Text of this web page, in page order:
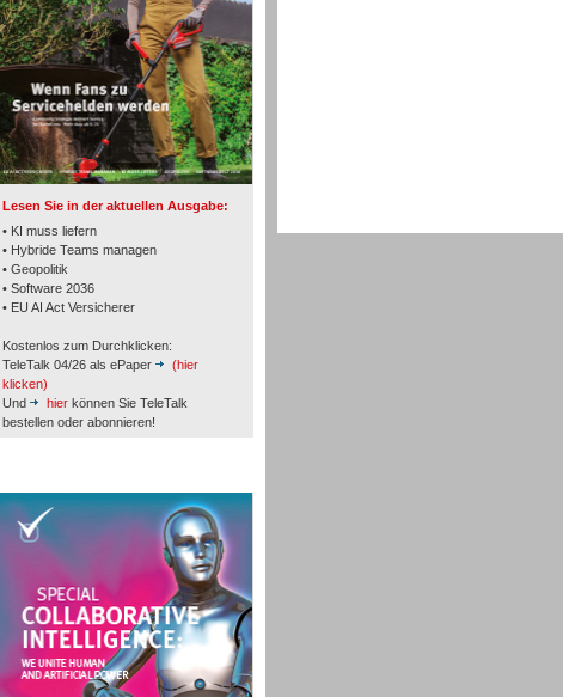
Lesen Sie in der aktuellen Ausgabe:
• KI muss liefern
• Hybride Teams managen
• Geopolitik
• Software 2036
• EU AI Act Versicherer
Kostenlos zum Durchklicken:
TeleTalk 04/26 als ePaper
(hier
klicken)
Und
hier können Sie TeleTalk
bestellen oder abonnieren!
TK- und ACD-Systeme
Workforce-Management
Personal